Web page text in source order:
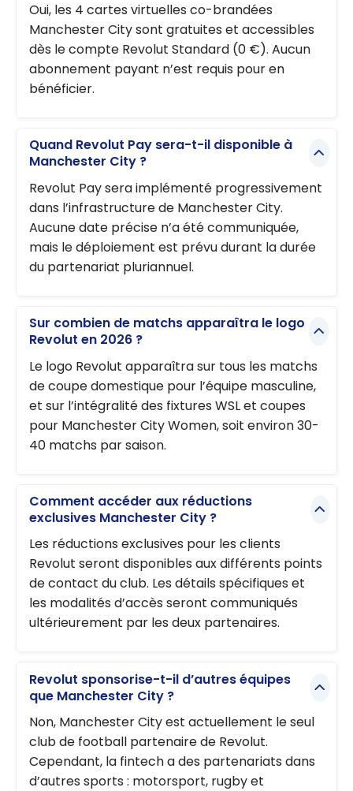
Oui, les 4 cartes virtuelles co-brandées
Manchester City sont gratuites et accessibles
dès le compte Revolut Standard (0 €). Aucun
abonnement payant n’est requis pour en
bénéficier.
Quand Revolut Pay sera-t-il disponible à
Manchester City ?
Revolut Pay sera implémenté progressivement
dans l’infrastructure de Manchester City.
Aucune date précise n’a été communiquée,
mais le déploiement est prévu durant la durée
du partenariat pluriannuel.
Sur combien de matchs apparaîtra le logo
Revolut en 2026 ?
Le logo Revolut apparaîtra sur tous les matchs
de coupe domestique pour l’équipe masculine,
et sur l’intégralité des fixtures WSL et coupes
pour Manchester City Women, soit environ 30-
40 matchs par saison.
Comment accéder aux réductions
exclusives Manchester City ?
Les réductions exclusives pour les clients
Revolut seront disponibles aux différents points
de contact du club. Les détails spécifiques et
les modalités d’accès seront communiqués
ultérieurement par les deux partenaires.
Revolut sponsorise-t-il d’autres équipes
que Manchester City ?
Non, Manchester City est actuellement le seul
club de football partenaire de Revolut.
Cependant, la fintech a des partenariats dans
d’autres sports : motorsport, rugby et